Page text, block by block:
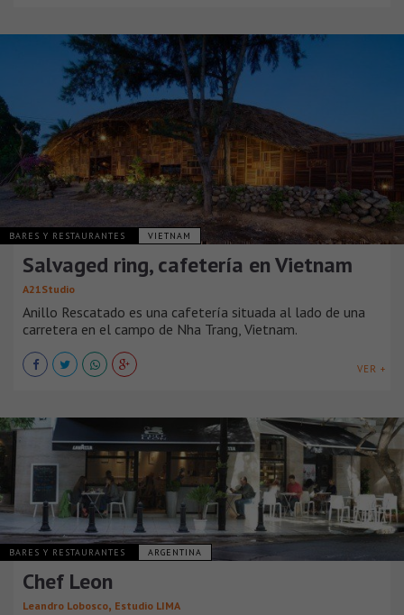
BARES Y RESTAURANTES VIETNAM
Salvaged ring, cafetería en Vietnam
A21Studio
Anillo Rescatado es una cafetería situada al lado de una
carretera en el campo de Nha Trang, Vietnam.
VER +
BARES Y RESTAURANTES ARGENTINA
Chef Leon
Leandro Lobosco, Estudio LIMA